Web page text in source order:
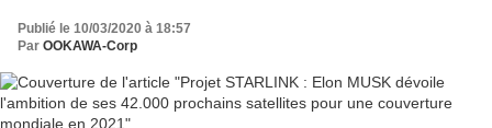
Publié le 10/03/2020 à 18:57
Par OOKAWA-Corp